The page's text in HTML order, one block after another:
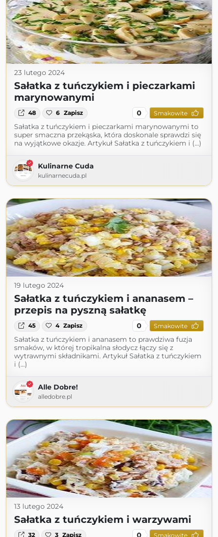
23 lutego 2024
Sałatka z tuńczykiem i pieczarkami
marynowanymi
48 6 Zapisz 0 Smakowite
Sałatka z tuńczykiem i pieczarkami marynowanymi to
super smaczna przekąska, która doskonale sprawdzi się
na wyjątkowe okazje. Artykuł Sałatka z tuńczykiem i (...)
Kulinarne Cuda
kulinarnecuda.pl
19 lutego 2024
Sałatka z tuńczykiem i ananasem –
przepis na pyszną sałatkę
45 4 Zapisz 0 Smakowite
Sałatka z tuńczykiem i ananasem to prawdziwa fuzja
smaków, w której tropikalna słodycz łączy się z
wytrawnymi składnikami. Artykuł Sałatka z tuńczykiem
i (...)
Alle Dobre!
alledobre.pl
13 lutego 2024
Sałatka z tuńczykiem i warzywami
32 3 Zapisz 0 Smakowite